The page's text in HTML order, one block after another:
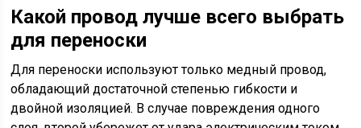
Какой провод лучше всего выбрать
для переноски
Для переноски используют только медный провод,
обладающий достаточной степенью гибкости и
двойной изоляцией. В случае повреждения одного